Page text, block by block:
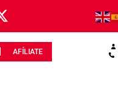
AFÍLIATE